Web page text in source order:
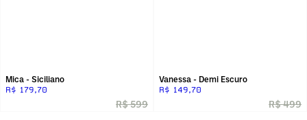
Mica - Siciliano
R$ 179,70
R$ 599
Vanessa - Demi Escuro
R$ 149,70
R$ 499